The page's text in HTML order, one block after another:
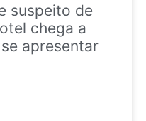
suspeito de
chega a
apresentar